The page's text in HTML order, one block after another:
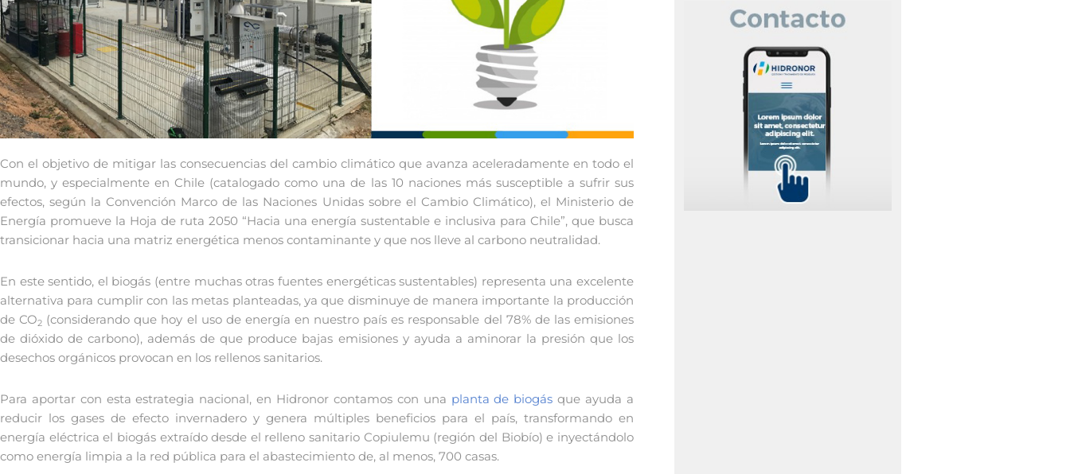
Con el objetivo de mitigar las consecuencias del cambio climático que avanza aceleradamente en todo el
mundo, y especialmente en Chile (catalogado como una de las 10 naciones más susceptible a sufrir sus
efectos, según la Convención Marco de las Naciones Unidas sobre el Cambio Climático), el Ministerio de
Energía promueve la Hoja de ruta 2050 “Hacia una energía sustentable e inclusiva para Chile”, que busca
transicionar hacia una matriz energética menos contaminante y que nos lleve al carbono neutralidad.
En este sentido, el biogás (entre muchas otras fuentes energéticas sustentables) representa una excelente
alternativa para cumplir con las metas planteadas, ya que disminuye de manera importante la producción
de CO2 (considerando que hoy el uso de energía en nuestro país es responsable del 78% de las emisiones
de dióxido de carbono), además de que produce bajas emisiones y ayuda a aminorar la presión que los
desechos orgánicos provocan en los rellenos sanitarios.
Para aportar con esta estrategia nacional, en Hidronor contamos con una planta de biogás que ayuda a
reducir los gases de efecto invernadero y genera múltiples beneficios para el país, transformando en
energía eléctrica el biogás extraído desde el relleno sanitario Copiulemu (región del Biobío) e inyectándolo
como energía limpia a la red pública para el abastecimiento de, al menos, 700 casas.